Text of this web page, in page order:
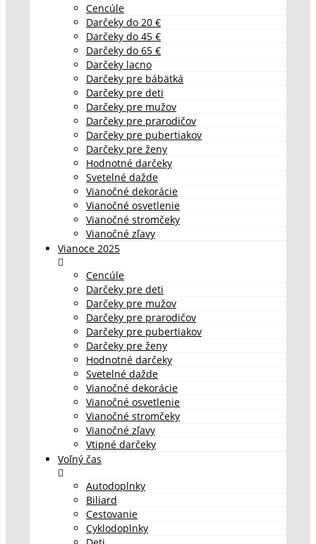
Cencúle
Darčeky do 20 €
Darčeky do 45 €
Darčeky do 65 €
Darčeky lacno
Darčeky pre bábätká
Darčeky pre deti
Darčeky pre mužov
Darčeky pre prarodičov
Darčeky pre pubertiakov
Darčeky pre ženy
Hodnotné darčeky
Svetelné dažde
Vianočné dekorácie
Vianočné osvetlenie
Vianočné stromčeky
Vianočné zľavy
Vianoce 2025
Cencúle
Darčeky pre deti
Darčeky pre mužov
Darčeky pre prarodičov
Darčeky pre pubertiakov
Darčeky pre ženy
Hodnotné darčeky
Svetelné dažde
Vianočné dekorácie
Vianočné osvetlenie
Vianočné stromčeky
Vianočné zľavy
Vtipné darčeky
Voľný čas
Autodoplnky
Biliard
Cestovanie
Cyklodoplnky